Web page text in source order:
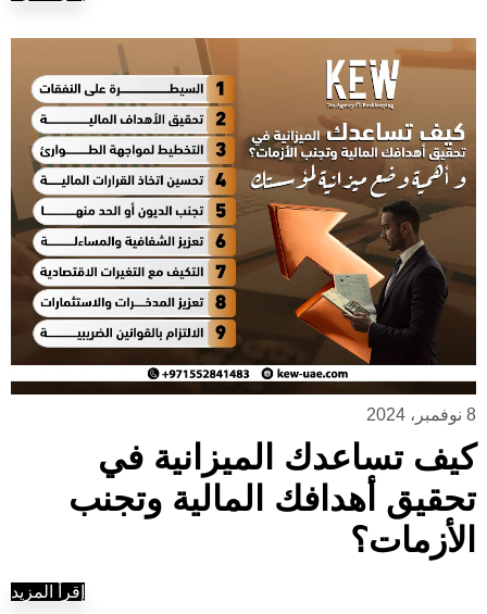
8 نوفمبر، 2024
كيف تساعدك الميزانية في
تحقيق أهدافك المالية وتجنب
الأزمات؟
إقرأ المزيد